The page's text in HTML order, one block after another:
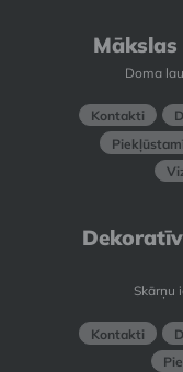
Mākslas
Doma
Kontakti
Skārņu
Kontakti